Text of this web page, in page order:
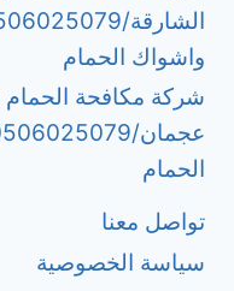
واشواك الحمام
شركة مكافحة
الحمام
تواصل معنا
سياسة الخصوصية